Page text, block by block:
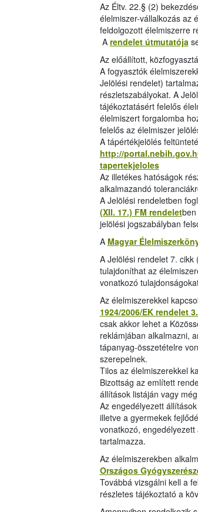
Az Éltv. 22.§ (2)
élelmiszer-vállalkozás az
feldolgozott élelmiszerre
A rendelet útmutatója
Az előállított,
A fogyasztók
Jelölési rendelet)
részletszabályokat. A
tájékoztatásért felelős
élelmiszert forgalomba
felelős az élelmiszer
A tápértékjelölés
http://
tapertekjeloles
Az illetékes hatóságok
alkalmazandó
A Jelölési rendeletben
(XII. 17.) FM rendeletben
jelölési jogszabályban
A Magyar
A Jelölési rendelet 7.
tulajdoníthat az
vonatkozó
Az élelmiszerekkel
1924/2006/EK rendelet
csak akkor lehet a
reklámjában alkalmazni,
tápanyag-összetételre
szerepelnek.
Tilos az élelmiszerekkel
Bizottság az említett
állítások listáján vagy
Az engedélyezett
illetve a gyermekek
vonatkozó,
tartalmazza.
Az élelmiszerekben
Országos
Továbbá vizsgálni kell a
részletes tájékoztató a